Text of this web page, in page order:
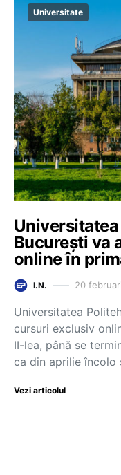
Universitate
București va
online în
I.N. 20
Universitatea
cursuri exclusiv
II-lea, până se
ca din aprilie încolo
Vezi articolul